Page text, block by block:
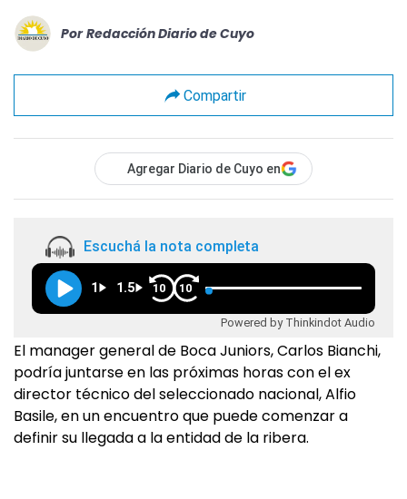
Por Redacción Diario de Cuyo
Compartir
Agregar Diario de Cuyo en
Escuchá la nota completa
1 1.5 10 10
Powered by Thinkindot Audio
El manager general de Boca Juniors, Carlos Bianchi,
podría juntarse en las próximas horas con el ex
director técnico del seleccionado nacional, Alfio
Basile, en un encuentro que puede comenzar a
definir su llegada a la entidad de la ribera.